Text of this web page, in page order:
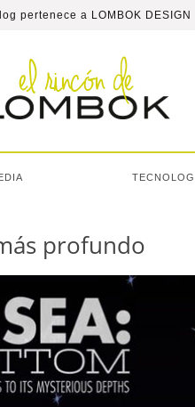
pertenece a LOMBOK DESIGN
profundo